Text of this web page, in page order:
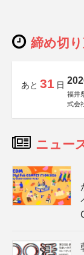
締め切
あと 31 日
福井
式会
ニュー